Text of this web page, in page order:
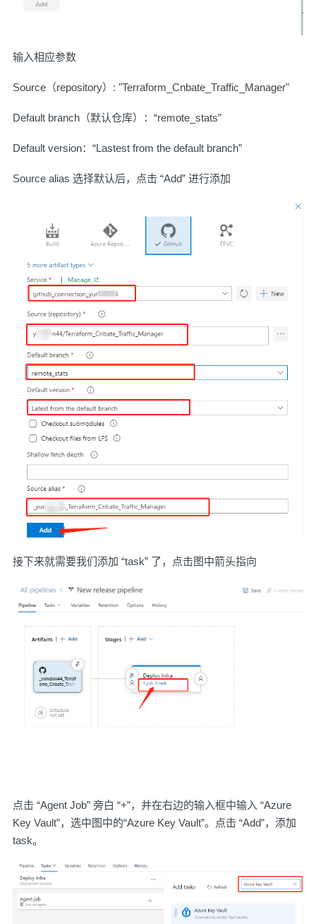
输入相应参数
Source（repository）: "Terraform_Cnbate_Traffic_Manager"
Default branch（默认仓库）：“remote_stats”
Default version：“Lastest from the default branch”
Source alias 选择默认后，点击 “Add” 进行添加
接下来就需要我们添加 “task” 了，点击图中箭头指向
点击 “Agent Job” 旁白 “+”，并在右边的输入框中输入 “Azure
Key Vault”，选中图中的“Azure Key Vault”。点击 “Add”，添加
task。